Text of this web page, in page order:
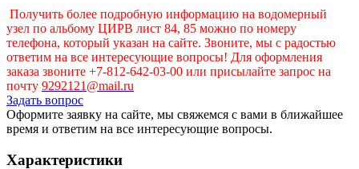
Получить более подробную информацию на водомерный
узел по альбому ЦИРВ лист 84, 85 можно по номеру
телефона, который указан на сайте. Звоните, мы с радостью
ответим на все интересующие вопросы! Для оформления
заказа звоните +7-812-642-03-00 или присылайте запрос на
почту 9292121@mail.ru
Задать вопрос
Оформите заявку на сайте, мы свяжемся с вами в ближайшее
время и ответим на все интересующие вопросы.
Характеристики